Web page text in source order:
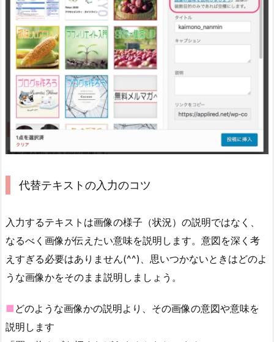
代替テキストの入力のコツ
入力するテキストは画像の様子（状況）の説明ではなく、
なるべく画像が伝えたい意味を説明します。意図を深く考
えすぎる必要はありません(^^)、思いつかないときはどのよ
うな画像かをそのまま説明しましょう。
■ どのような画像かの説明より、その画像の意図や意味を
説明します